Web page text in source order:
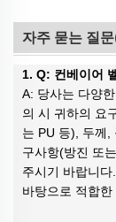
자주 묻는 질문
1. Q: 컨베이어
A: 당사는 다양
의 시 귀하의 요
는 PU 등), 두께,
구사항(방진 또
주시기 바랍니
바탕으로 적합